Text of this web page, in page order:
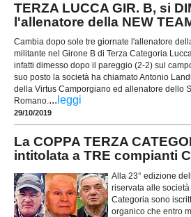
TERZA LUCCA GIR. B, si
l'allenatore della NEW
Cambia dopo sole tre giornate l'allenatore
militante nel Girone B di Terza Categoria
infatti dimesso dopo il pareggio (2-2) sul
suo posto la società ha chiamato Antonio
della Virtus Camporgiano ed allenatore dello
Romano.... leggi
29/10/2019
La COPPA TERZA
intitolata a TRE compianti
Alla 23° edizione
riservata alle
Categoria sono
organico che entro